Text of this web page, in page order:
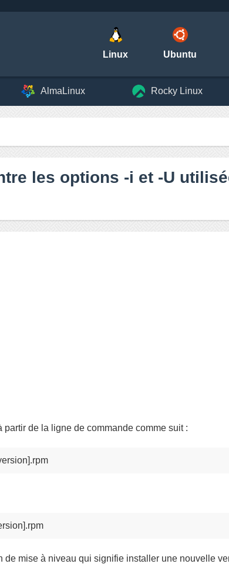
Linux Ubuntu
AlmaLinux Rocky Linux
les options -i et -U
partir de la ligne de commande comme suit :
de mise à niveau qui signifie installer une nouvelle